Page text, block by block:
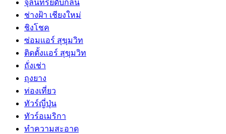
จุลินทรีย์ดับกลิ่น
ช่างฝ้า เชียงใหม่
ชิงโชค
ซ่อมเเอร์ สุขุมวิท
ติดตั้งเเอร์ สุขุมวิท
ถั่งเช่า
ถุงยาง
ท่องเที่ยว
ทัวร์ญี่ปุ่น
ทัวร์อเมริกา
ทำความสะอาด